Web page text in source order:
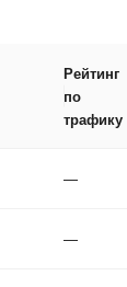
Рейтинг
по
трафику
—
—